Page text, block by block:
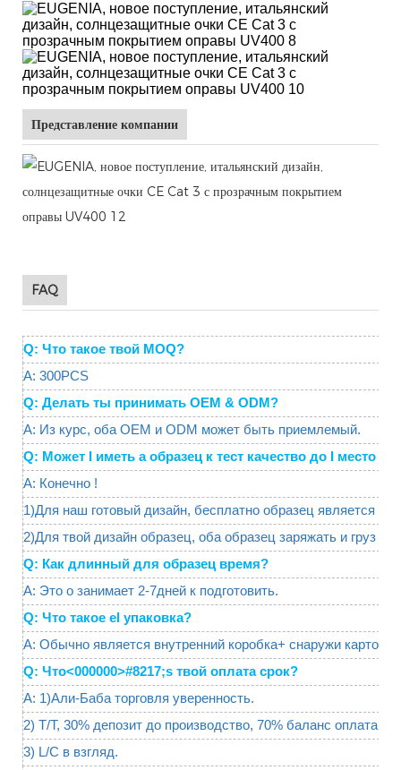
Представление компании
FAQ
Q: Что такое твой MOQ?
A: 300PCS
Q: Делать ты принимать OEM & ODM?
A: Из курс, оба OEM и ODM может быть приемлемый.
Q: Может I иметь а образец к тест качество до I место el
A: Конечно !
1)Для наш готовый дизайн, бесплатно образец является
2)Для твой дизайн образец, оба образец заряжать и груз
Q: Как длинный для образец время?
A: Это о занимает 2-7дней к подготовить.
Q: Что такое el упаковка?
A: Обычно является внутренний коробка+ снаружи картон,
Q: Что<000000>#8217;s твой оплата срок?
A: 1)Али-Баба торговля уверенность.
2) T/T, 30% депозит до производство, 70% баланс оплата
3) L/C в взгляд.